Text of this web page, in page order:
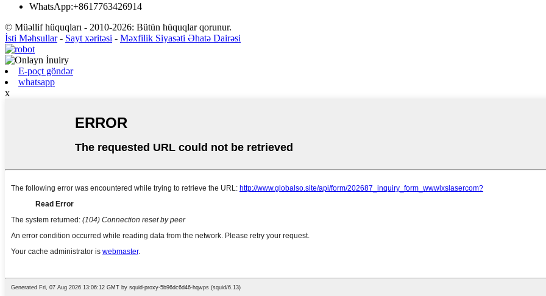
WhatsApp:+8617763426914
© Müəllif hüquqları - 2010-2026: Bütün hüquqlar qorunur.
İsti Məhsullar- Sayt xəritəsi - Məxfilik Siyasəti Əhatə Dairəsi
E-poçt göndər
whatsapp
x